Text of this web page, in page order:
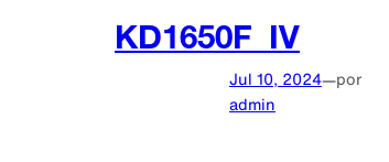
KD1650F_IV
Jul 10, 2024—por
admin